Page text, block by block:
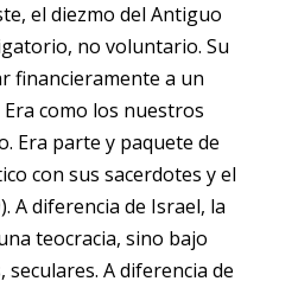
el diezmo del Antiguo
no voluntario. Su
financieramente a un
como los nuestros
Era parte y paquete de
con sus sacerdotes y el
A diferencia de Israel, la
teocracia, sino bajo
A diferencia de